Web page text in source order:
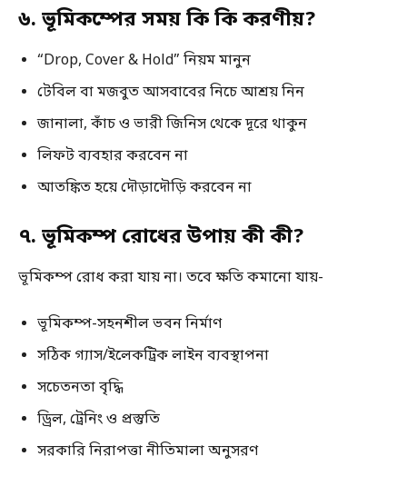
৬. ভূমিকম্পের সময় কি কি করণীয়?
“Drop, Cover & Hold” নিয়ম মানুন
টেবিল বা মজবুত আসবাবের নিচে আশ্রয় নিন
জানালা, কাঁচ ও ভারী জিনিস থেকে দূরে থাকুন
লিফট ব্যবহার করবেন না
আতঙ্কিত হয়ে দৌড়াদৌড়ি করবেন না
৭. ভূমিকম্প রোধের উপায় কী কী?
ভূমিকম্প রোধ করা যায় না। তবে ক্ষতি কমানো যায়-
ভূমিকম্প-সহনশীল ভবন নির্মাণ
সঠিক গ্যাস/ইলেকট্রিক লাইন ব্যবস্থাপনা
সচেতনতা বৃদ্ধি
ড্রিল, ট্রেনিং ও প্রস্তুতি
সরকারি নিরাপত্তা নীতিমালা অনুসরণ